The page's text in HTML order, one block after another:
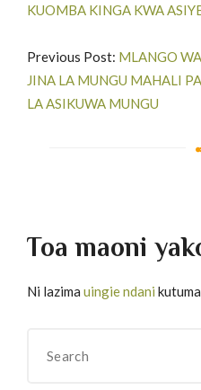
KUOMBA KINGA KWA
Previous Post: MLANGO
JINA LA MUNGU MAHALI
LA ASIKUWA MUNGU
Toa maoni
Ni lazima uingie ndani